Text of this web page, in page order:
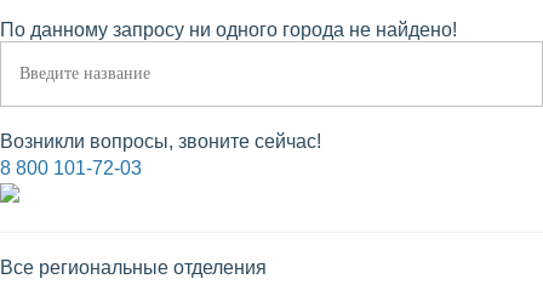
По данному запросу ни одного города не найдено!
Возникли вопросы, звоните сейчас!
8 800 101-72-03
Все региональные отделения